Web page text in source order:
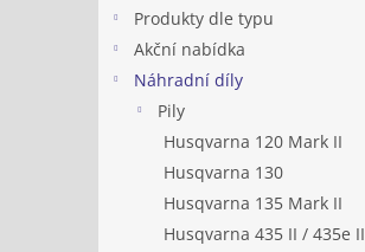
Produkty dle typu
Akční nabídka
Náhradní díly
Pily
Husqvarna 120 Mark II
Husqvarna 130
Husqvarna 135 Mark II
Husqvarna 435 II / 435e II